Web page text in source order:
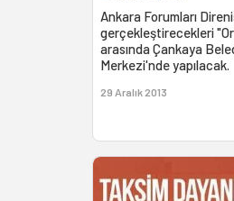
Ankara Forumları
gerçekleştirecekleri
arasında Çankaya
Merkezi'nde yapılacak.
29 Aralık 2013